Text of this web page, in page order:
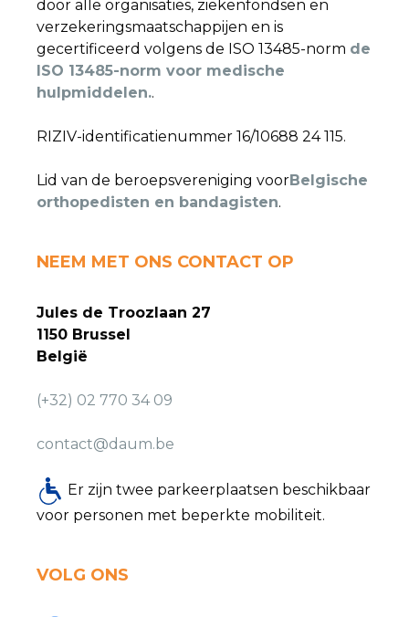
door alle organisaties, ziekenfondsen en
verzekeringsmaatschappijen en is
gecertificeerd volgens de ISO 13485-norm de
ISO 13485-norm voor medische
hulpmiddelen..
RIZIV-identificatienummer 16/10688 24 115.
Lid van de beroepsvereniging voorBelgische
orthopedisten en bandagisten.
NEEM MET ONS CONTACT OP
Jules de Troozlaan 27
1150 Brussel
België
(+32) 02 770 34 09
contact@daum.be
Er zijn twee parkeerplaatsen beschikbaar
voor personen met beperkte mobiliteit.
VOLG ONS